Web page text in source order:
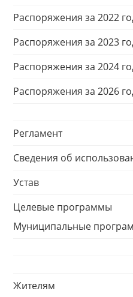
Распоряжения за 2022
Распоряжения за 2023
Распоряжения за 2024
Распоряжения за 2026
Регламент
Сведения об
Устав
Целевые программы
Муниципальные
Жителям